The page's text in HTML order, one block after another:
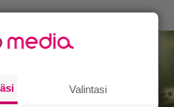
Valintasi